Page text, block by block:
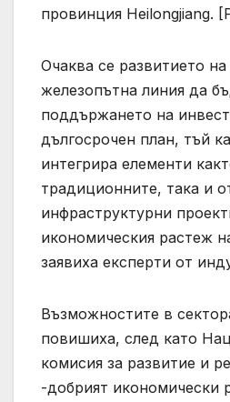
провинция Heilongjiang.
Очаква се развитието на
железопътна линия да
поддържането на
дългосрочен план, тъй
интегрира елементи
традиционните, така и
инфраструктурни
икономическия растеж
заявиха експерти от
Възможностите в
повишиха, след като
комисия за развитие и
-добрият икономически